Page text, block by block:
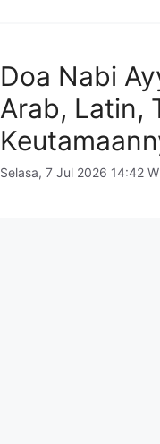
Doa Nabi
Arab, Latin,
Selasa, 7 Jul 2026 14:42